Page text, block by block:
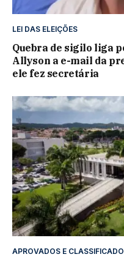
LEI DAS ELEIÇÕES
Quebra de sigilo liga
Allyson a e-mail da
ele fez secretária
APROVADOS E